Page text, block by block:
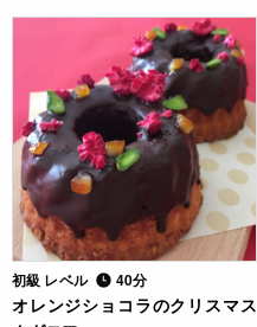
初級 レベル 40分
オレンジショコラのクリスマス